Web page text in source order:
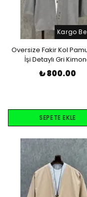
Kargo
Oversize Fakir Kol
İşi Detaylı Gri
₺ 800.00
SEPETE EKLE